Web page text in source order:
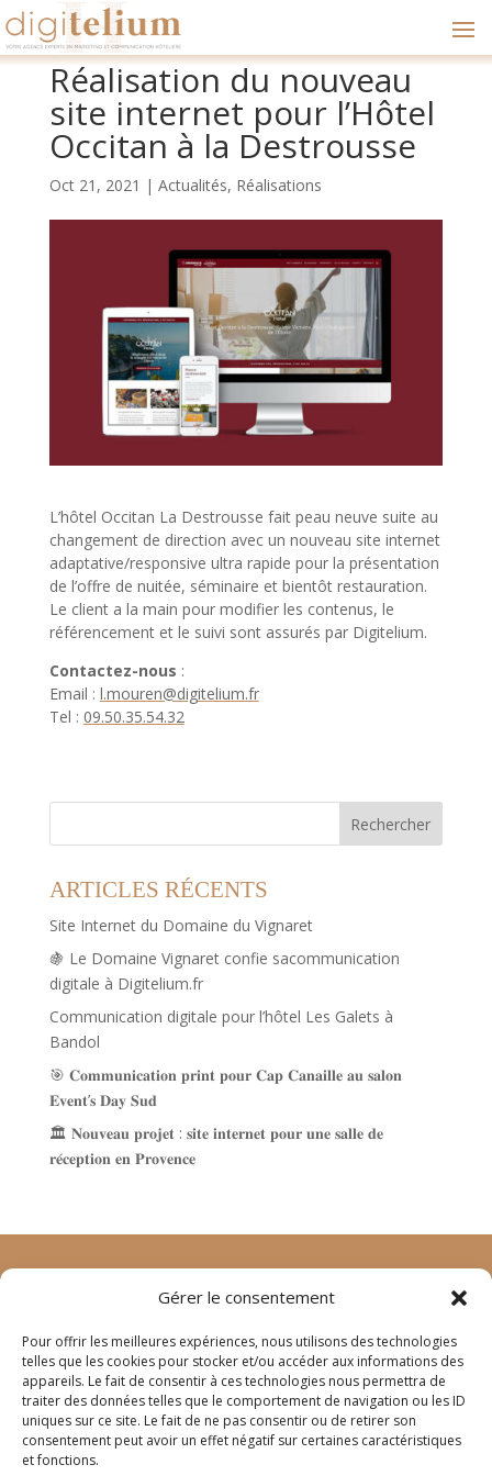
Gérer le consentement
Pour offrir les meilleures expériences, nous utilisons des technologies
telles que les cookies pour stocker et/ou accéder aux informations des
appareils. Le fait de consentir à ces technologies nous permettra de
traiter des données telles que le comportement de navigation ou les ID
uniques sur ce site. Le fait de ne pas consentir ou de retirer son
consentement peut avoir un effet négatif sur certaines caractéristiques
et fonctions.
Réalisation du nouveau
site internet pour l’Hôtel
Occitan à la Destrousse
Oct 21, 2021 | Actualités, Réalisations
L’hôtel Occitan La Destrousse fait peau neuve suite au
changement de direction avec un nouveau site internet
adaptative/responsive ultra rapide pour la présentation
de l’offre de nuitée, séminaire et bientôt restauration.
Le client a la main pour modifier les contenus, le
référencement et le suivi sont assurés par Digitelium.
Contactez-nous :
Email : l.mouren@digitelium.fr
Tel : 09.50.35.54.32
Rechercher
ARTICLES RÉCENTS
Site Internet du Domaine du Vignaret
🍇 Le Domaine Vignaret confie sacommunication
digitale à Digitelium.fr
Communication digitale pour l’hôtel Les Galets à
Bandol
🎯 𝐂𝐨𝐦𝐦𝐮𝐧𝐢𝐜𝐚𝐭𝐢𝐨𝐧 𝐩𝐫𝐢𝐧𝐭 𝐩𝐨𝐮𝐫 𝐂𝐚𝐩 𝐂𝐚𝐧𝐚𝐢𝐥𝐥𝐞 𝐚𝐮 𝐬𝐚𝐥𝐨𝐧
𝐄𝐯𝐞𝐧𝐭’𝐬 𝐃𝐚𝐲 𝐒𝐮𝐝
🏛️ 𝐍𝐨𝐮𝐯𝐞𝐚𝐮 𝐩𝐫𝐨𝐣𝐞𝐭 : 𝐬𝐢𝐭𝐞 𝐢𝐧𝐭𝐞𝐫𝐧𝐞𝐭 𝐩𝐨𝐮𝐫 𝐮𝐧𝐞 𝐬𝐚𝐥𝐥𝐞 𝐝𝐞
𝐫𝐞́𝐜𝐞𝐩𝐭𝐢𝐨𝐧 𝐞𝐧 𝐏𝐫𝐨𝐯𝐞𝐧𝐜𝐞
©animage.fr2024 – tous droits réservésmentions
légales–crédits
4 rue Joseph Lafond
13400 AUBAGNE